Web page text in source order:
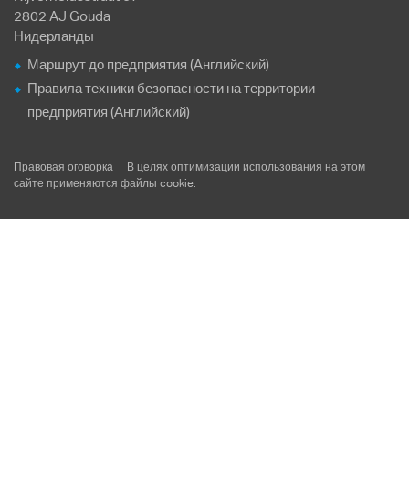
2802 AJ Gouda
Нидерланды
Маршрут до предприятия (Английский)
Правила техники безопасности на территории
предприятия (Английский)
Правовая оговорка В целях оптимизации использования на этом
сайте применяются файлы cookie